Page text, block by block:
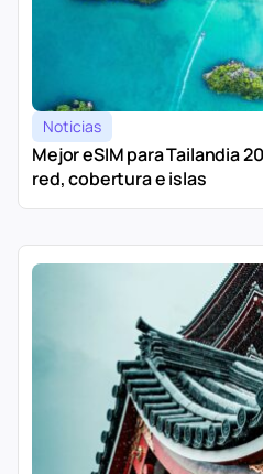
Noticias
Mejor eSIM para Tailandia
red, cobertura e islas